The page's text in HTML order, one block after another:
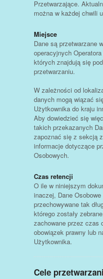
Przetwarzające.
można w każdej chwili
Miejsce
Dane są przetwarzane
operacyjnych
których znajdują się
przetwarzaniu.
W zależności od
danych mogą wiązać
Użytkownika do kraju
Aby dowiedzieć się
takich przekazanych
zapoznać się z sekcją
informacje dotyczące
Osobowych.
Czas retencji
O ile w niniejszym
inaczej, Dane
przechowywane tak
którego zostały
zachowane przez czas
obowiązek prawny lub
Użytkownika.
Cele